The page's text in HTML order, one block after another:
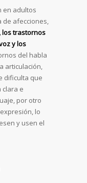
en adultos
de afecciones,
los trastornos
y los
del habla
articulación,
dificulta que
clara e
por otro
lo
y usen el